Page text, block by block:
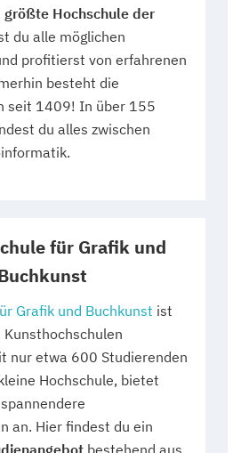
größte Hochschule der
du alle möglichen
profitierst von erfahrenen
besteht die
seit 1409! In über 155
du alles zwischen
für Grafik und
Grafik und Buchkunst ist
nur etwa 600 Studierenden
Hochschule, bietet
an. Hier findest du ein
bestehend aus